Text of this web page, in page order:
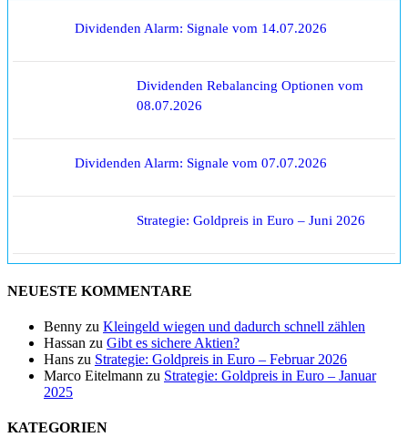
Dividenden Alarm: Signale vom 14.07.2026
Dividenden Rebalancing Optionen vom
08.07.2026
Dividenden Alarm: Signale vom 07.07.2026
Strategie: Goldpreis in Euro – Juni 2026
NEUESTE KOMMENTARE
Benny zu Kleingeld wiegen und dadurch schnell zählen
Hassan zu Gibt es sichere Aktien?
Hans zu Strategie: Goldpreis in Euro – Februar 2026
Marco Eitelmann zu Strategie: Goldpreis in Euro – Januar
2025
KATEGORIEN